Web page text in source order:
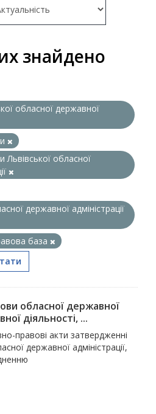
знайдено
обласної державної
обласної
державної адміністрації
база
обласної державної
діяльності, ...
правові акти затвердженні
державної адміністрації,